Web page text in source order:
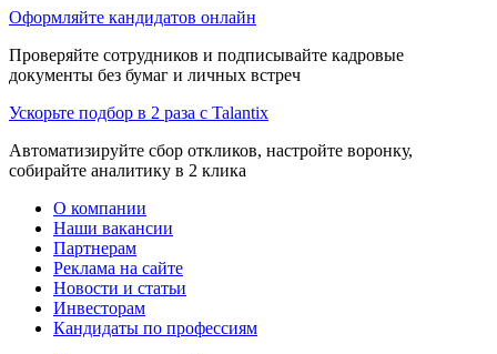
Оформляйте кандидатов онлайн
Проверяйте сотрудников и подписывайте кадровые
документы без бумаг и личных встреч
Ускорьте подбор в 2 раза с Talantix
Автоматизируйте сбор откликов, настройте воронку,
собирайте аналитику в 2 клика
О компании
Наши вакансии
Партнерам
Реклама на сайте
Новости и статьи
Инвесторам
Кандидаты по профессиям